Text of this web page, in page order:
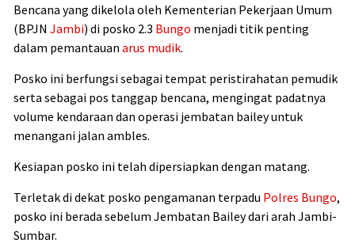
Bencana yang dikelola oleh Kementerian Pekerjaan Umum
(BPJN Jambi) di posko 2.3 Bungo menjadi titik penting
dalam pemantauan arus mudik.
Posko ini berfungsi sebagai tempat peristirahatan pemudik
serta sebagai pos tanggap bencana, mengingat padatnya
volume kendaraan dan operasi jembatan bailey untuk
menangani jalan ambles.
Kesiapan posko ini telah dipersiapkan dengan matang.
Terletak di dekat posko pengamanan terpadu Polres Bungo,
posko ini berada sebelum Jembatan Bailey dari arah Jambi-
Sumbar.